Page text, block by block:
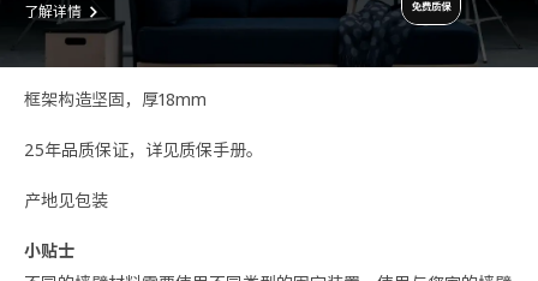
了解详情
框架构造坚固，厚18mm
25年品质保证，详见质保手册。
产地见包装
小贴士